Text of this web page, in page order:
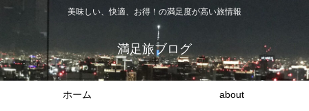
美味しい、快適、お得！の満足度が高い旅情報
満足旅ブログ
ホーム about